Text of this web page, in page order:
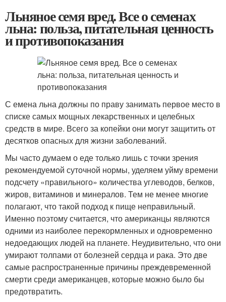
Льняное семя вред. Все о семенах
льна: польза, питательная ценность
и противопоказания
С емена льна должны по праву занимать первое место в
списке самых мощных лекарственных и целебных
средств в мире. Всего за копейки они могут защитить от
десятков опасных для жизни заболеваний.
Мы часто думаем о еде только лишь с точки зрения
рекомендуемой суточной нормы, уделяем уйму времени
подсчету «правильного» количества углеводов, белков,
жиров, витаминов и минералов. Тем не менее многие
полагают, что такой подход к пище неправильный.
Именно поэтому считается, что американцы являются
одними из наиболее перекормленных и одновременно
недоедающих людей на планете. Неудивительно, что они
умирают толпами от болезней сердца и рака. Это две
самые распространенные причины преждевременной
смерти среди американцев, которые можно было бы
предотвратить.